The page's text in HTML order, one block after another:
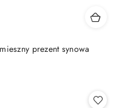
prezent synowa